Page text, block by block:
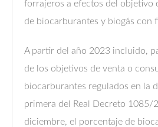
forrajeros a efectos del objetivo
de biocarburantes y biogás con
A partir del año 2023 incluido,
de los objetivos de venta o
biocarburantes regulados en la
primera del Real Decreto 1085/
diciembre, el porcentaje de